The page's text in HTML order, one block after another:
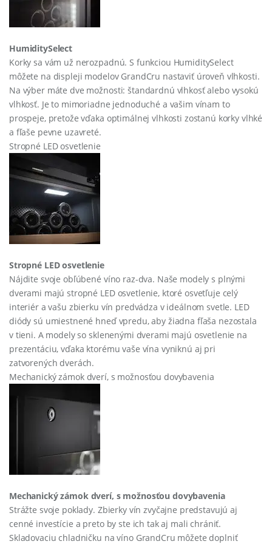
HumiditySelect
Korky sa vám už nerozpadnú. S funkciou HumiditySelect
môžete na displeji modelov GrandCru nastaviť úroveň vlhkosti.
Na výber máte dve možnosti: štandardnú vlhkosť alebo vysokú
vlhkosť. Je to mimoriadne jednoduché a vašim vínam to
prospeje, pretože vďaka optimálnej vlhkosti zostanú korky vlhké
a fľaše pevne uzavreté.
Stropné LED osvetlenie
Stropné LED osvetlenie
Nájdite svoje obľúbené víno raz-dva. Naše modely s plnými
dverami majú stropné LED osvetlenie, ktoré osvetľuje celý
interiér a vašu zbierku vín predvádza v ideálnom svetle. LED
diódy sú umiestnené hneď vpredu, aby žiadna fľaša nezostala
v tieni. A modely so sklenenými dverami majú osvetlenie na
prezentáciu, vďaka ktorému vaše vína vyniknú aj pri
zatvorených dverách.
Mechanický zámok dverí, s možnosťou dovybavenia
Mechanický zámok dverí, s možnosťou dovybavenia
Strážte svoje poklady. Zbierky vín zvyčajne predstavujú aj
cenné investície a preto by ste ich tak aj mali chrániť.
Skladovaciu chladničku na víno GrandCru môžete doplniť